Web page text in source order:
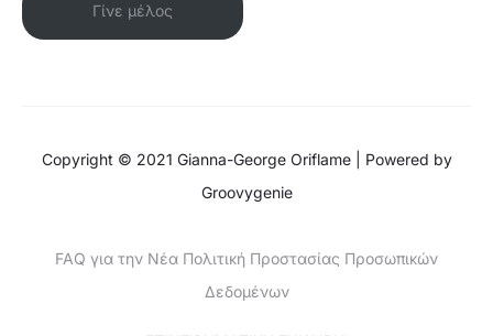
Γίνε μέλος
Copyright © 2021 Gianna-George Oriflame | Powered by
Groovygenie
FAQ για την Νέα Πολιτική Προστασίας Προσωπικών
Δεδομένων